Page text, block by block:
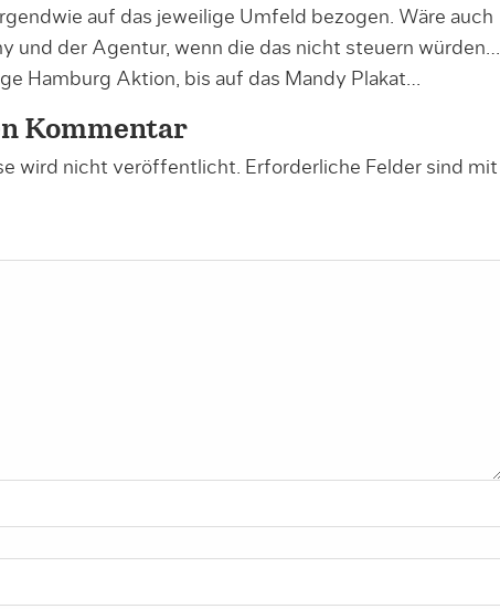
auf das jeweilige Umfeld bezogen. Wäre auch
und der Agentur, wenn die das nicht steuern würden…
Hamburg Aktion, bis auf das Mandy Plakat…
Kommentar
wird nicht veröffentlicht. Erforderliche Felder sind mit